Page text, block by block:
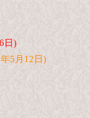
日)
5月12日)